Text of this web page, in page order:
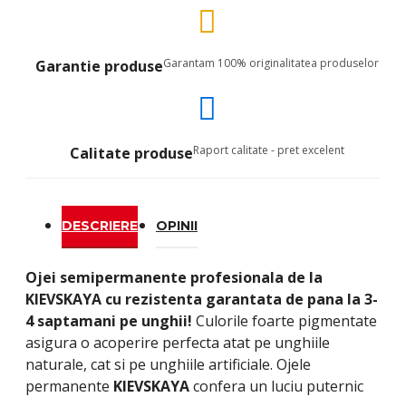
Garantie produseGarantam 100% originalitatea produselor
Calitate produseRaport calitate - pret excelent
DESCRIERE OPINII
Ojei semipermanente profesionala de la
KIEVSKAYA cu rezistenta garantata de pana la 3-
4 saptamani pe unghii! Culorile foarte pigmentate
asigura o acoperire perfecta atat pe unghiile
naturale, cat si pe unghiile artificiale. Ojele
permanente KIEVSKAYAconfera un luciu puternic